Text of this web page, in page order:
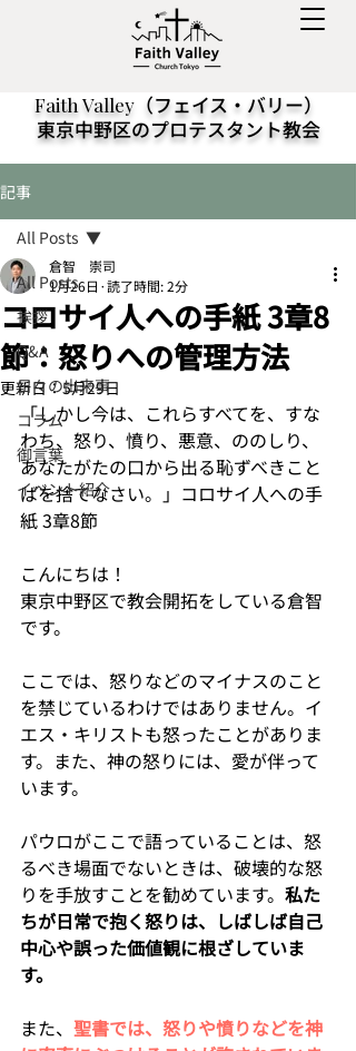
Faith Valley（フェイス・バリー）
東京中野区のプロテスタント教会
記事
All Posts
挨拶
Q&A
日々の出来事
コラム
御言葉
イベント紹介
All Posts
コロサイ人への手紙 3章8
節：怒りへの管理方法
倉智 崇司
1月26日 読了時間: 2分
更新日：5月29日
「しかし今は、これらすべてを、すな
わち、怒り、憤り、悪意、ののしり、
あなたがたの口から出る恥ずべきこと
ばを捨てなさい。」コロサイ人への手
紙 3章8節
こんにちは！
東京中野区で教会開拓をしている倉智
です。
ここでは、怒りなどのマイナスのこと
を禁じているわけではありません。イ
エス・キリストも怒ったことがありま
す。また、神の怒りには、愛が伴って
います。
パウロがここで語っていることは、怒
るべき場面でないときは、破壊的な怒
りを手放すことを勧めています。 私た
ちが日常で抱く怒りは、しばしば自己
中心や誤った価値観に根ざしていま
す。
また、 聖書では、怒りや憤りなどを神